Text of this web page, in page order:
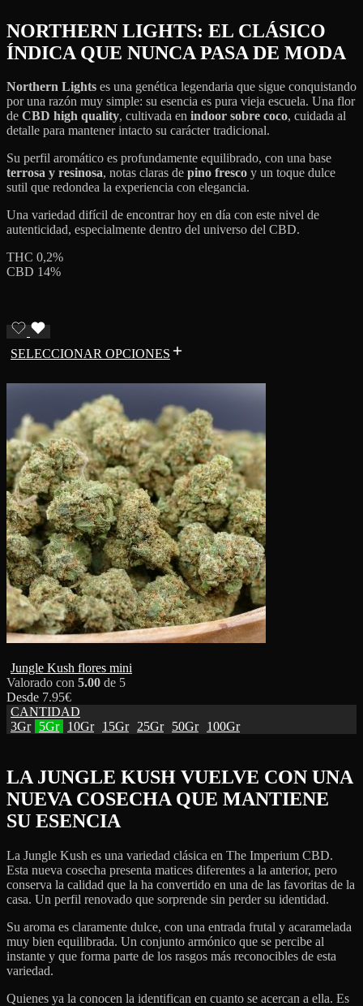
NORTHERN LIGHTS: EL CLÁSICO
ÍNDICA QUE NUNCA PASA DE MODA
Northern Lights es una genética legendaria que sigue conquistando
por una razón muy simple: su esencia es pura vieja escuela. Una flor
de CBD high quality, cultivada en indoor sobre coco, cuidada al
detalle para mantener intacto su carácter tradicional.
Su perfil aromático es profundamente equilibrado, con una base
terrosa y resinosa, notas claras de pino fresco y un toque dulce
sutil que redondea la experiencia con elegancia.
Una variedad difícil de encontrar hoy en día con este nivel de
autenticidad, especialmente dentro del universo del CBD.
THC 0,2%
CBD 14%
SELECCIONAR OPCIONES
Jungle Kush flores mini
Valorado con 5.00 de 5
Desde 7.95€
CANTIDAD
3Gr
5Gr 10Gr 15Gr 25Gr 50Gr 100Gr
LA JUNGLE KUSH VUELVE CON UNA
NUEVA COSECHA QUE MANTIENE
SU ESENCIA
La Jungle Kush es una variedad clásica en The Imperium CBD.
Esta nueva cosecha presenta matices diferentes a la anterior, pero
conserva la calidad que la ha convertido en una de las favoritas de la
casa. Un perfil renovado que sorprende sin perder su identidad.
Su aroma es claramente dulce, con una entrada frutal y acaramelada
muy bien equilibrada. Un conjunto armónico que se percibe al
instante y que forma parte de los rasgos más reconocibles de esta
variedad.
Quienes ya la conocen la identifican en cuanto se acercan a ella. Es